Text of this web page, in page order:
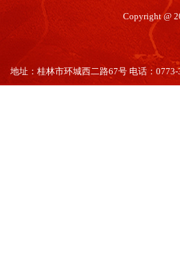
Copyright @
地址：桂林市环城西二路67号 电话：